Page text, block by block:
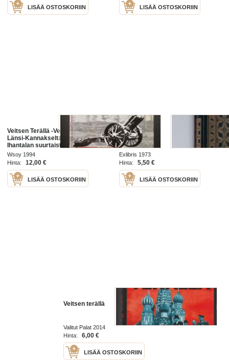
LISÄÄ OSTOSKORIIN LISÄÄ OSTOSKORIIN
Veitsen Terällä -Vetäytyminen
Länsi-Kannakselta ja Talin-
Ihantalan suurtaistelu kesällä 1944
Wsoy 1994
Hinta:
12,00 €
LISÄÄ OSTOSKORIIN
Veitsen terällä
Exlibris 1973
Hinta:
5,50 €
LISÄÄ OSTOSKORIIN
Veitsen terällä
Valitut Palat 2014
Hinta:
6,00 €
LISÄÄ OSTOSKORIIN